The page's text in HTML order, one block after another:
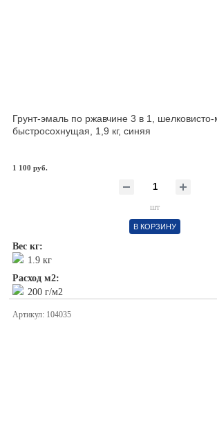
Грунт-эмаль по ржавчине 3 в 1, шелковисто-
быстросохнущая, 1,9 кг, синяя
1 100 руб.
шт
В КОРЗИНУ
Вес кг:
1.9 кг
Расход м2:
200 г/м2
Артикул: 104035